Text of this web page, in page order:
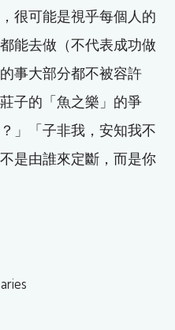
很可能是視乎每個人的
能去做（不代表成功做
事大部分都不被容許
子的「魚之樂」的爭
」「子非我，安知我不
是由誰來定斷，而是你